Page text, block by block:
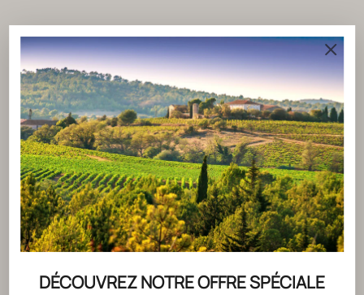
DÉCOUVREZ NOTRE OFFRE SPÉCIALE
ACTUALITÉS
CLICK & COLLECT